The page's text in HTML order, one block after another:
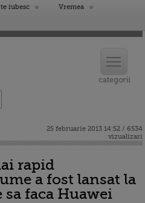
iubesc
Vremea
25 februarie 2013 14:52 / 6534
vizualizari
rapid
a fost lansat la
sa faca Huawei